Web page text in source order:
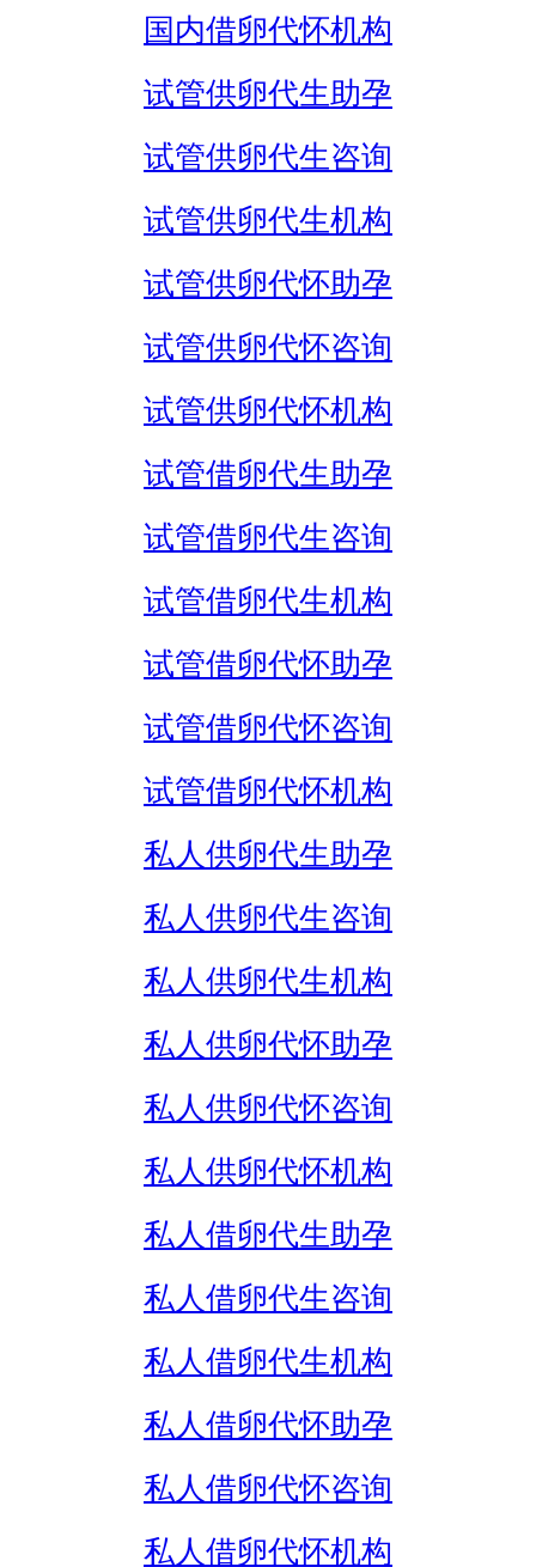
国内借卵代怀机构
试管供卵代生助孕
试管供卵代生咨询
试管供卵代生机构
试管供卵代怀助孕
试管供卵代怀咨询
试管供卵代怀机构
试管借卵代生助孕
试管借卵代生咨询
试管借卵代生机构
试管借卵代怀助孕
试管借卵代怀咨询
试管借卵代怀机构
私人供卵代生助孕
私人供卵代生咨询
私人供卵代生机构
私人供卵代怀助孕
私人供卵代怀咨询
私人供卵代怀机构
私人借卵代生助孕
私人借卵代生咨询
私人借卵代生机构
私人借卵代怀助孕
私人借卵代怀咨询
私人借卵代怀机构